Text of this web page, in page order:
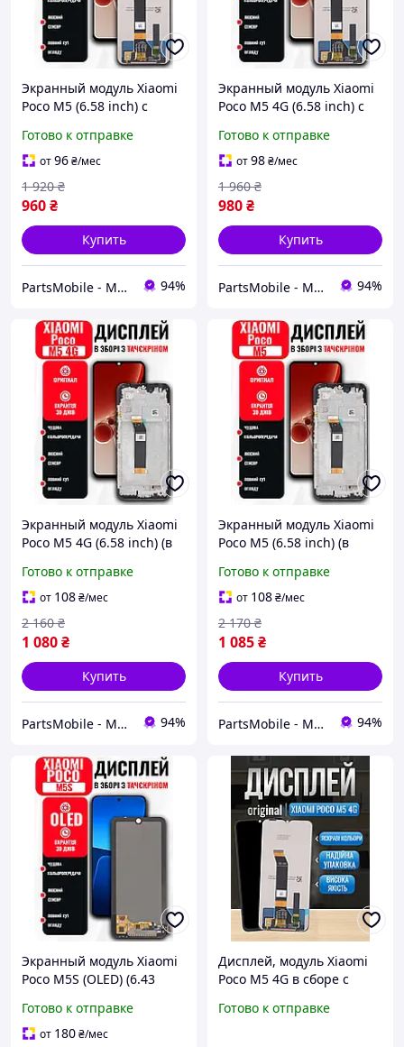
Экранный модуль Xiaomi
Poco M5 (6.58 inch) с
сборе, LCD Screen на
Ксиоми Поко М5
Готово к отправке
от96₴/мес
960₴
1 920 ₴
Купить
PartsMobile - Магазин запчастин (телефони, планшети, ноутбуки) 94%
Экранный модуль Xiaomi
Poco M5 4G (6.58 inch) с
сборе, LCD Screen на
Ксиоми Поко М5
Готово к отправке
от98₴/мес
980₴
1 960 ₴
Купить
PartsMobile - Магазин запчастин (телефони, планшети, ноутбуки) 94%
Экранный модуль Xiaomi
Poco M5 4G (6.58 inch) (в
матрицей в сборе, LCD
Screen на Ксиоми Поко
М5
Готово к отправке
от 108₴/мес
1 080₴
2 160 ₴
Купить
PartsMobile - Магазин запчастин (телефони, планшети, ноутбуки) 94%
Экранный модуль Xiaomi
Poco M5 (6.58 inch) (в
матрицей в сборе, LCD
Screen на Ксиоми Поко
М5
Готово к отправке
от 108₴/мес
1 085₴
2 170 ₴
Купить
PartsMobile - Магазин запчастин (телефони, планшети, ноутбуки) 94%
Экранный модуль Xiaomi
Poco M5S (OLED) (6.43
тачскрином, LCD Screen
на Ксиоми Поко М5С
Готово к отправке
от 180₴/мес
Дисплей, модуль Xiaomi
Poco M5 4G в сборе с
Ксиоми Поко М5
Готово к отправке